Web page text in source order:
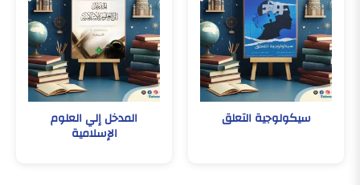
سيكولوجية التعلق المدخل إلي العلوم
الإسلامية